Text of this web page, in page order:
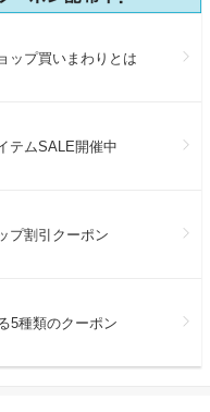
ップ買いまわりとは
テムSALE開催中
プ割引クーポン
5種類のクーポン